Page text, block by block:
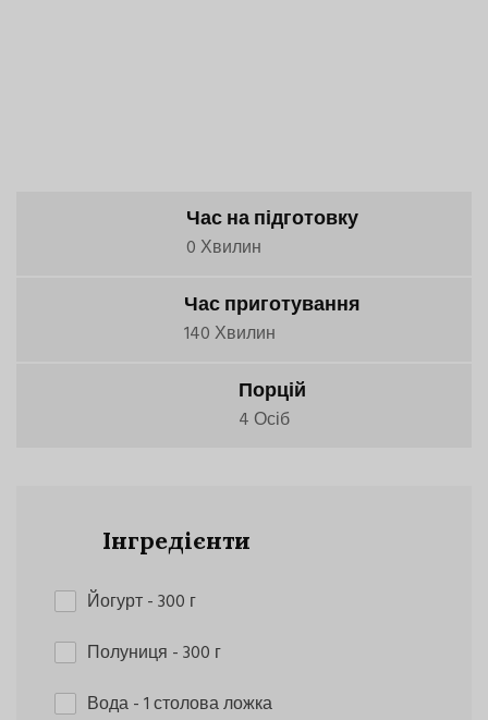
Час на підготовку
0 Хвилин
Час приготування
140 Хвилин
Порцій
4 Осіб
Інгредієнти
Йогурт- 300 г
Полуниця - 300 г
Вода- 1 столова ложка